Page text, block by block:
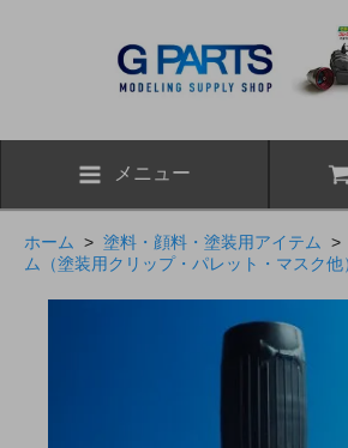
メニュー
ホーム > 塗料・顔料・塗装用アイテム >
ム（塗装用クリップ・パレット・マスク他